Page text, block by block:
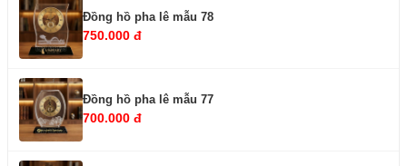
Đồng hồ pha lê mẫu 78
750.000 đ
Đồng hồ pha lê mẫu 77
700.000 đ